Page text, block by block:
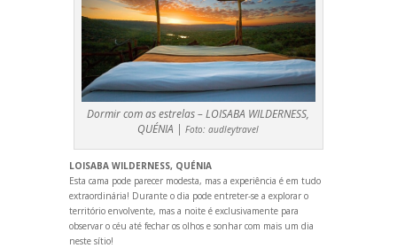
Dormir com as estrelas – LOISABA WILDERNESS,
QUÉNIA |Foto:audleytravel
LOISABA WILDERNESS, QUÉNIA
Esta cama pode parecer modesta, mas a experiência é em tudo
extraordinária! Durante o dia pode entreter-se a explorar o
território envolvente, mas a noite é exclusivamente para
observar o céu até fechar os olhos e sonhar com mais um dia
neste sítio!